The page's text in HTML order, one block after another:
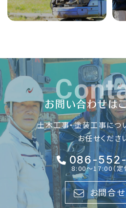
お問い合わせは
土木工事・塗装工事につ
お任せくださ
086-
8:00〜17:00（定
お問合せ